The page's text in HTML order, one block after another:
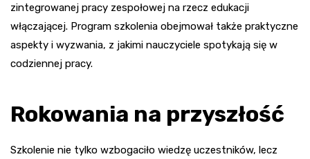
zintegrowanej pracy zespołowej na rzecz edukacji
włączającej. Program szkolenia obejmował także praktyczne
aspekty i wyzwania, z jakimi nauczyciele spotykają się w
codziennej pracy.
Rokowania na przyszłość
Szkolenie nie tylko wzbogaciło wiedzę uczestników, lecz